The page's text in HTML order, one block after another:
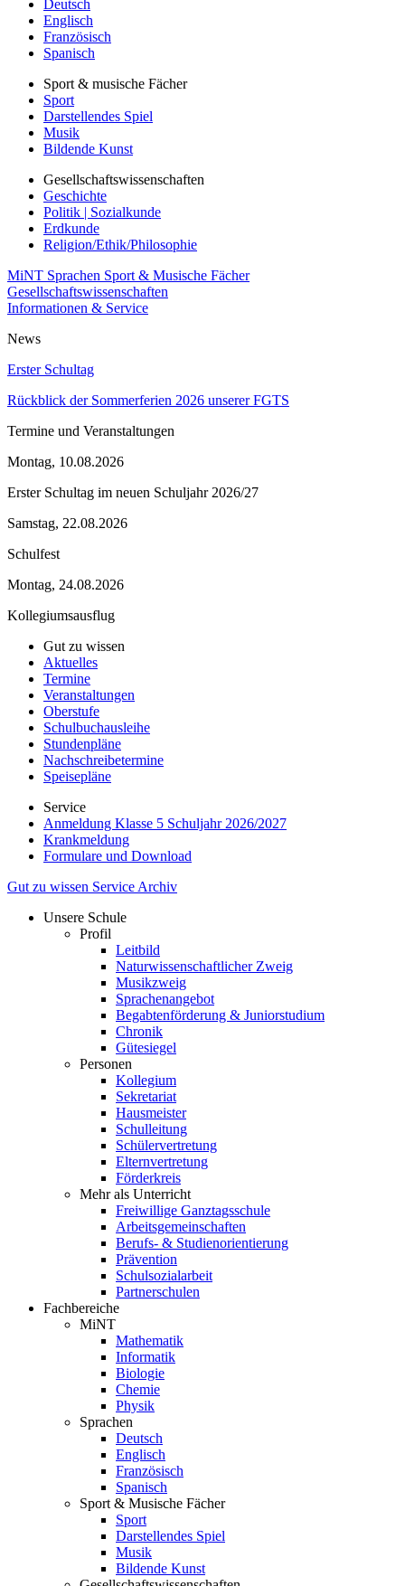
Deutsch
Englisch
Französisch
Spanisch
Sport & musische Fächer
Sport
Darstellendes Spiel
Musik
Bildende Kunst
Gesellschaftswissenschaften
Geschichte
Politik | Sozialkunde
Erdkunde
Religion/Ethik/Philosophie
MiNT Sprachen Sport & Musische Fächer
Gesellschaftswissenschaften
Informationen & Service
News
Erster Schultag
Rückblick der Sommerferien 2026 unserer FGTS
Termine und Veranstaltungen
Montag, 10.08.2026
Erster Schultag im neuen Schuljahr 2026/27
Samstag, 22.08.2026
Schulfest
Montag, 24.08.2026
Kollegiumsausflug
Gut zu wissen
Aktuelles
Termine
Veranstaltungen
Oberstufe
Schulbuchausleihe
Stundenpläne
Nachschreibetermine
Speisepläne
Service
Anmeldung Klasse 5 Schuljahr 2026/2027
Krankmeldung
Formulare und Download
Gut zu wissen Service Archiv
Unsere Schule
Profil
Leitbild
Naturwissenschaftlicher Zweig
Musikzweig
Sprachenangebot
Begabtenförderung & Juniorstudium
Chronik
Gütesiegel
Personen
Kollegium
Sekretariat
Hausmeister
Schulleitung
Schülervertretung
Elternvertretung
Förderkreis
Mehr als Unterricht
Freiwillige Ganztagsschule
Arbeitsgemeinschaften
Berufs- & Studienorientierung
Prävention
Schulsozialarbeit
Partnerschulen
Fachbereiche
MiNT
Mathematik
Informatik
Biologie
Chemie
Physik
Sprachen
Deutsch
Englisch
Französisch
Spanisch
Sport & Musische Fächer
Sport
Darstellendes Spiel
Musik
Bildende Kunst